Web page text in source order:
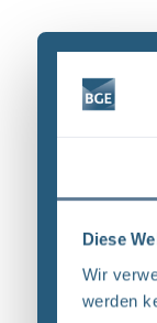
Diese
Wir
werden